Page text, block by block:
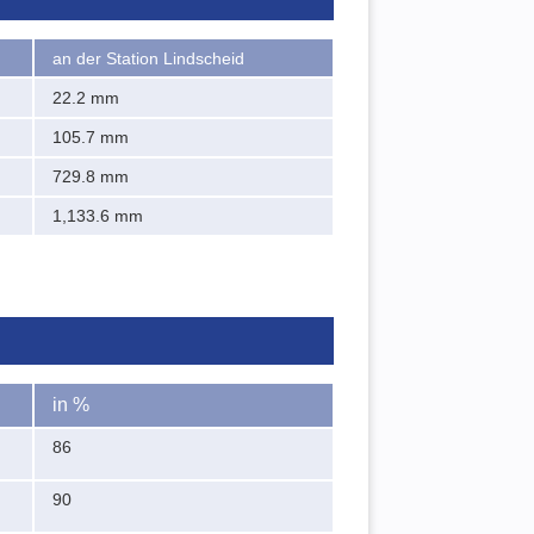
an der Station Lindscheid
22.2 mm
105.7 mm
729.8 mm
1,133.6 mm
in %
86
90